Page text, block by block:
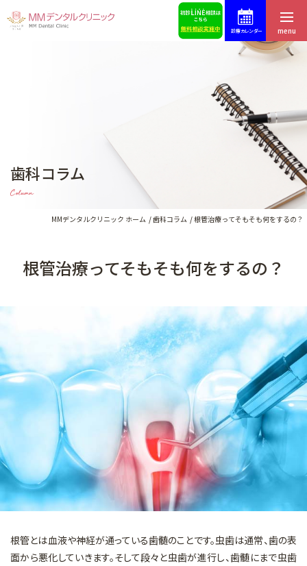
診療カレンダー menu
歯科コラム
Column
MMデンタルクリニック ホーム 歯科コラム 根管治療ってそもそも何をするの？
根管治療ってそもそも何をするの？
根管とは血液や神経が通っている歯髄のことです。虫歯は通常、歯の表
面から悪化していきます。そして段々と虫歯が進行し、歯髄にまで虫歯
歯科コラム
インプラントによる治療
審美的治療
予防・メインテナンス